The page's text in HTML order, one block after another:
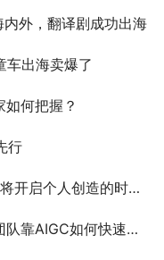
外，翻译剧成功出海
车出海卖爆了
何把握？
行
时代 如何从规律探寻新机遇
AIGC如何快速入局